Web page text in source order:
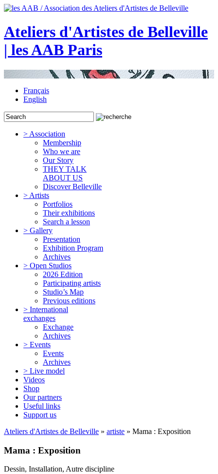
Ateliers d'Artistes de Belleville
| les AAB Paris
Français
English
> Association
Membership
Who we are
Our Story
THEY TALK
ABOUT US
Discover Belleville
> Artists
Portfolios
Their exhibitions
Search a lesson
> Gallery
Presentation
Exhibition Program
Archives
> Open Studios
2026 Edition
Participating artists
Studio’s Map
Previous editions
> International
exchanges
Exchange
Archives
> Events
Events
Archives
> Live model
Videos
Shop
Our partners
Useful links
Support us
Ateliers d'Artistes de Belleville » artiste » Mama : Exposition
Mama : Exposition
Dessin, Installation, Autre discipline